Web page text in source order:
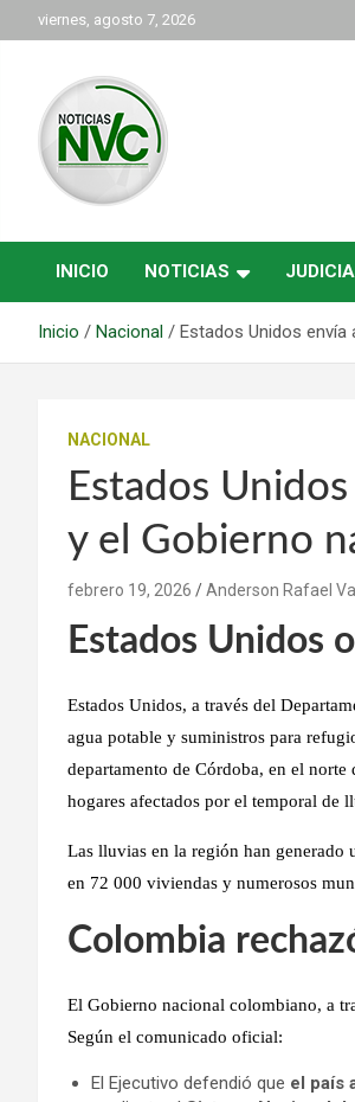
al
viernes, agosto 7, 2026
NVC Noticias
INICIO NOTICIAS
Inicio Nacional Estados Unidos envía
NACIONAL
Estados
y el Gobierno
febrero 19, 2026 Anderson Rafael
Estados Unidos
Estados Unidos, a través del
agua potable y suministros para
departamento de Córdoba, en el norte
hogares afectados por el temporal de
Las lluvias en la región han generado
en 72 000 viviendas y numerosos
Colombia
El Gobierno nacional colombiano, a
Según el comunicado oficial:
El Ejecutivo defendió que el país